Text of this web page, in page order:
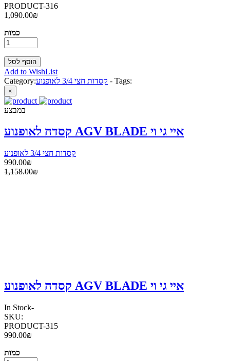
PRODUCT-316
1,090.00₪
כמות
Add to WishList
Category:
קסדות חצי 3/4 לאופנוע - Tags:
×
במבצע
קסדה לאופנוע AGV BLADE איי גי וי
קסדות חצי 3/4 לאופנוע
990.00₪
1,158.00₪
קסדה לאופנוע AGV BLADE איי גי וי
In Stock-
SKU:
PRODUCT-315
990.00₪
כמות